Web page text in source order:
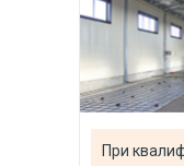
При